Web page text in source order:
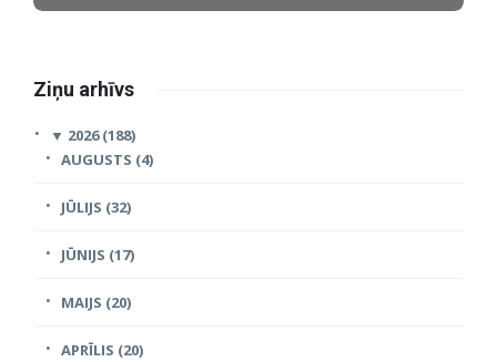
Ziņu arhīvs
▼ 2026 (188)
AUGUSTS (4)
JŪLIJS (32)
JŪNIJS (17)
MAIJS (20)
APRĪLIS (20)